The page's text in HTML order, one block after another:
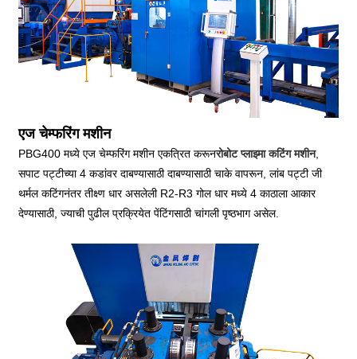
एज चेम्फरिंग मशीन
PBG400 मध्ये एज चेम्फरिंग मशीन एकत्रित करूनरोबोट प्लाझ्मा कटिंग मशीन,
सपाट पट्टीच्या 4 कडांवर दाबण्यासाठी दाबण्यासाठी चाके वापरून, लांब पट्टी जी
थर्मल कटिंगनंतर तीक्ष्ण धार असलेली R2-R3 गोल धार मध्ये 4 काठाला आकार
देण्यासाठी, ज्याची पुढील प्रक्रियेत पेंटिंगसाठी चांगली पृष्ठभाग असेल.